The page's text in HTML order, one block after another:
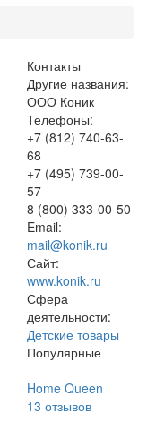
Контакты
Другие названия:
ООО Коник
Телефоны:
+7 (812) 740-63-
68
+7 (495) 739-00-
57
8 (800) 333-00-50
Email:
mail@konik.ru
Сайт:
www.konik.ru
Сфера
деятельности:
Детские товары
Популярные
Home Queen
13 отзывов